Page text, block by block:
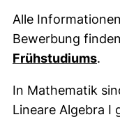
Alle
Bewerbung
Frühstudiums.
In Mathematik
Lineare Algebra I